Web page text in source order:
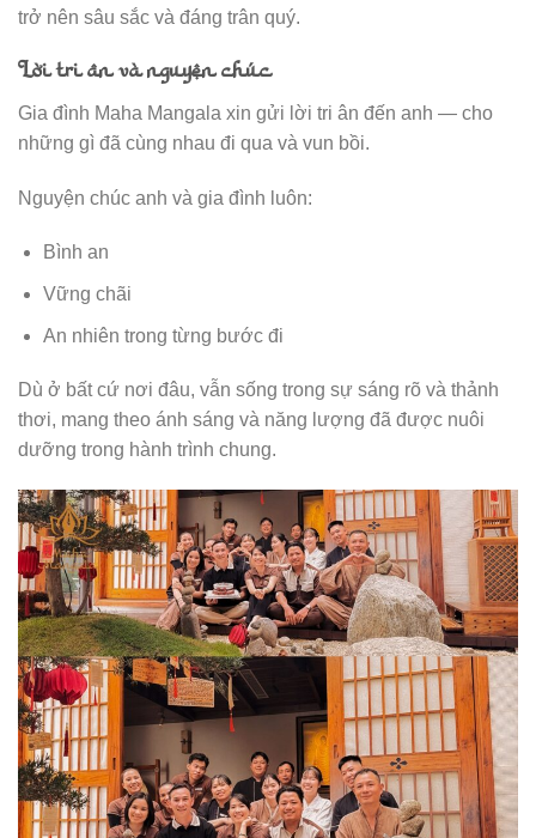
trở nên sâu sắc và đáng trân quý.
Lời tri ân và nguyện chúc
Gia đình Maha Mangala xin gửi lời tri ân đến anh — cho
những gì đã cùng nhau đi qua và vun bồi.
Nguyện chúc anh và gia đình luôn:
Bình an
Vững chãi
An nhiên trong từng bước đi
Dù ở bất cứ nơi đâu, vẫn sống trong sự sáng rõ và thảnh
thơi, mang theo ánh sáng và năng lượng đã được nuôi
dưỡng trong hành trình chung.